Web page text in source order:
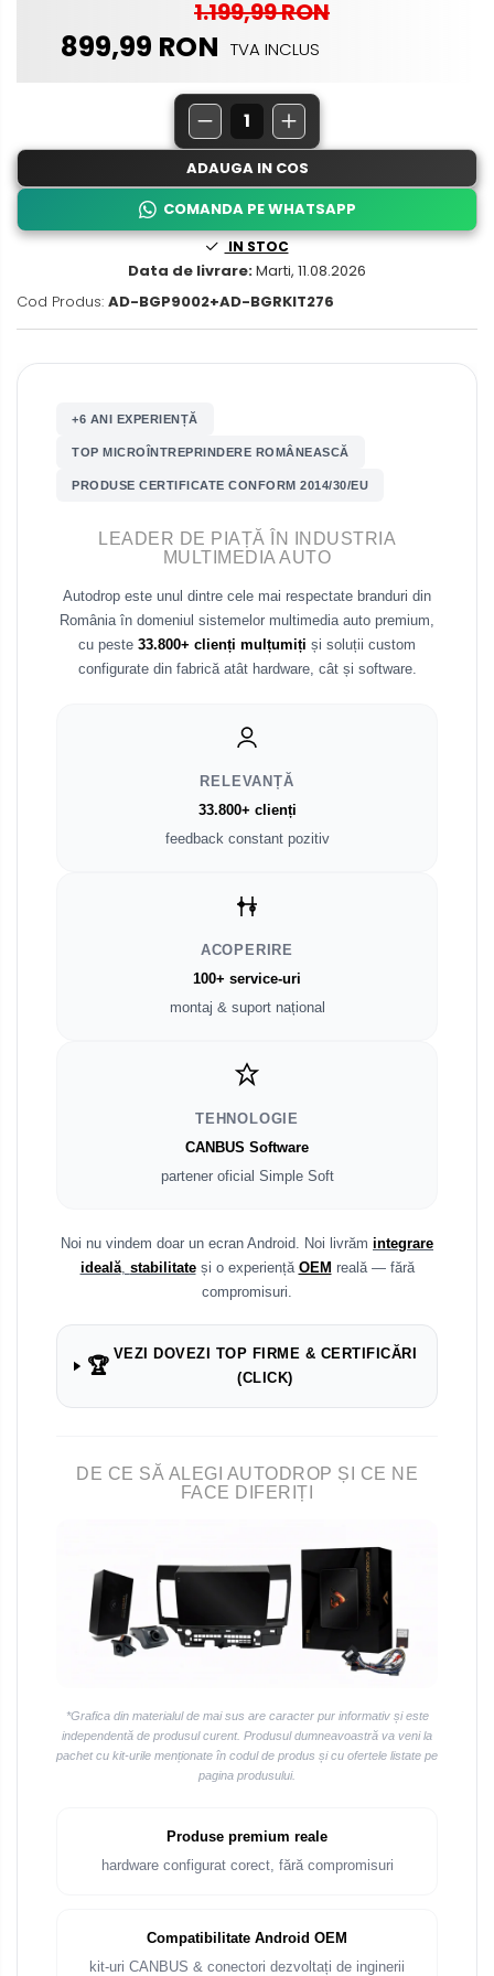
Honda
Isuzu
Chrysler
Rame adaptoare Daihatsu
Rame adaptoare Alfa Romeo
Rame adaptoare Nissan
Rame adaptoare Hyundai
Rame adaptoare Mitsubishi
Rame adaptoare Jeep
Rame adaptoare Dodge
Rame adaptoare Chrysler
Rame adaptoare Isuzu
Rame adaptoare Smart
1.199,99 RON
899,99 RON TVA INCLUS
+6 ANI EXPERIENȚĂ
TOP MICROÎNTREPRINDERE ROMÂNEASCĂ
PRODUSE CERTIFICATE CONFORM 2014/30/EU
LEADER DE PIAȚĂ ÎN INDUSTRIA
MULTIMEDIA AUTO
Autodrop este unul dintre cele mai respectate branduri din
România în domeniul sistemelor multimedia auto premium,
cu peste 33.800+ clienți mulțumiți și soluții custom
configurate din fabrică atât hardware, cât și software.
RELEVANȚĂ
33.800+ clienți
feedback constant pozitiv
ACOPERIRE
100+ service-uri
montaj & suport național
TEHNOLOGIE
CANBUS Software
partener oficial Simple Soft
Noi nu vindem doar un ecran Android. Noi livrăm integrare
ideală, stabilitateși o experiență OEM reală — fără
compromisuri.
🏆
VEZI DOVEZI TOP FIRME & CERTIFICĂRI
(CLICK)
DE CE SĂ ALEGI AUTODROP ȘI CE NE
FACE DIFERIȚI
*Grafica din materialul de mai sus are caracter pur informativ și este
independentă de produsul curent. Produsul dumneavoastră va veni la
pachet cu kit-urile menționate în codul de produs și cu ofertele listate pe
pagina produsului.
Produse premium reale
hardware configurat corect, fără compromisuri
Compatibilitate Android OEM
kit-uri CANBUS & conectori dezvoltați de inginerii
IN STOC
Data de livrare:Marti, 11.08.2026
ADAUGA IN COS
COMANDA PE WHATSAPP
Cod Produs: AD-BGP9002+AD-BGRKIT276